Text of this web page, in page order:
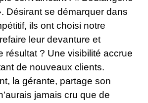
Désirant se démarquer dans
ils ont choisi notre
leur devanture et
résultat ? Une visibilité accrue
de nouveaux clients.
la gérante, partage son
jamais cru que de